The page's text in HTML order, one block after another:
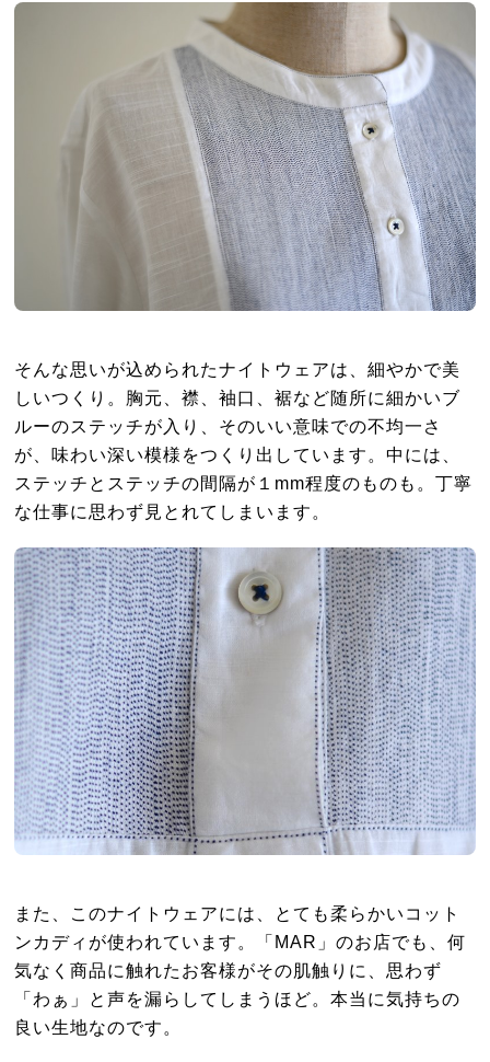
そんな思いが込められたナイトウェアは、細やかで美
しいつくり。胸元、襟、袖口、裾など随所に細かいブ
ルーのステッチが入り、そのいい意味での不均一さ
が、味わい深い模様をつくり出しています。中には、
ステッチとステッチの間隔が１mm程度のものも。丁寧
な仕事に思わず見とれてしまいます。
また、このナイトウェアには、とても柔らかいコット
ンカディが使われています。「MAR」のお店でも、何
気なく商品に触れたお客様がその肌触りに、思わず
「わぁ」と声を漏らしてしまうほど。本当に気持ちの
良い生地なのです。